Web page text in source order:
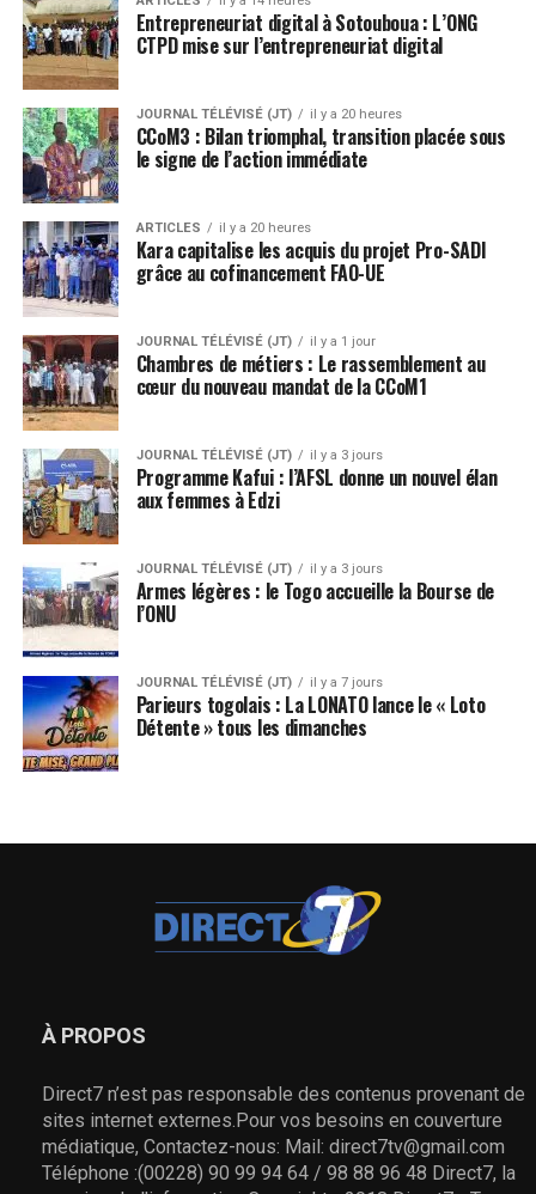
Entrepreneuriat digital à Sotouboua : L’ONG
CTPD mise sur l’entrepreneuriat digital
JOURNAL TÉLÉVISÉ (JT) il y a 20 heures
CCoM3 : Bilan triomphal, transition placée sous
le signe de l’action immédiate
ARTICLES il y a 20 heures
Kara capitalise les acquis du projet Pro-SADI
grâce au cofinancement FAO-UE
JOURNAL TÉLÉVISÉ (JT) il y a 1 jour
Chambres de métiers : Le rassemblement au
cœur du nouveau mandat de la CCoM1
JOURNAL TÉLÉVISÉ (JT) il y a 3 jours
Programme Kafui : l’AFSL donne un nouvel élan
aux femmes à Edzi
JOURNAL TÉLÉVISÉ (JT) il y a 3 jours
Armes légères : le Togo accueille la Bourse de
l’ONU
JOURNAL TÉLÉVISÉ (JT) il y a 7 jours
Parieurs togolais : La LONATO lance le « Loto
Détente » tous les dimanches
À PROPOS
Direct7 n’est pas responsable des contenus provenant de
sites internet externes.Pour vos besoins en couverture
médiatique, Contactez-nous: Mail: direct7tv@gmail.com
Téléphone :(00228) 90 99 94 64 / 98 88 96 48 Direct7, la